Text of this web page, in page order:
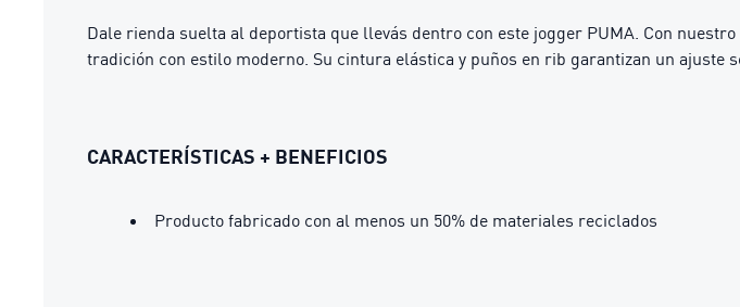
Dale rienda suelta al deportista que llevás dentro con este jogger PUMA. Con
tradición con estilo moderno. Su cintura elástica y puños en rib garantizan un ajuste
CARACTERÍSTICAS + BENEFICIOS
Producto fabricado con al menos un 50% de materiales reciclados